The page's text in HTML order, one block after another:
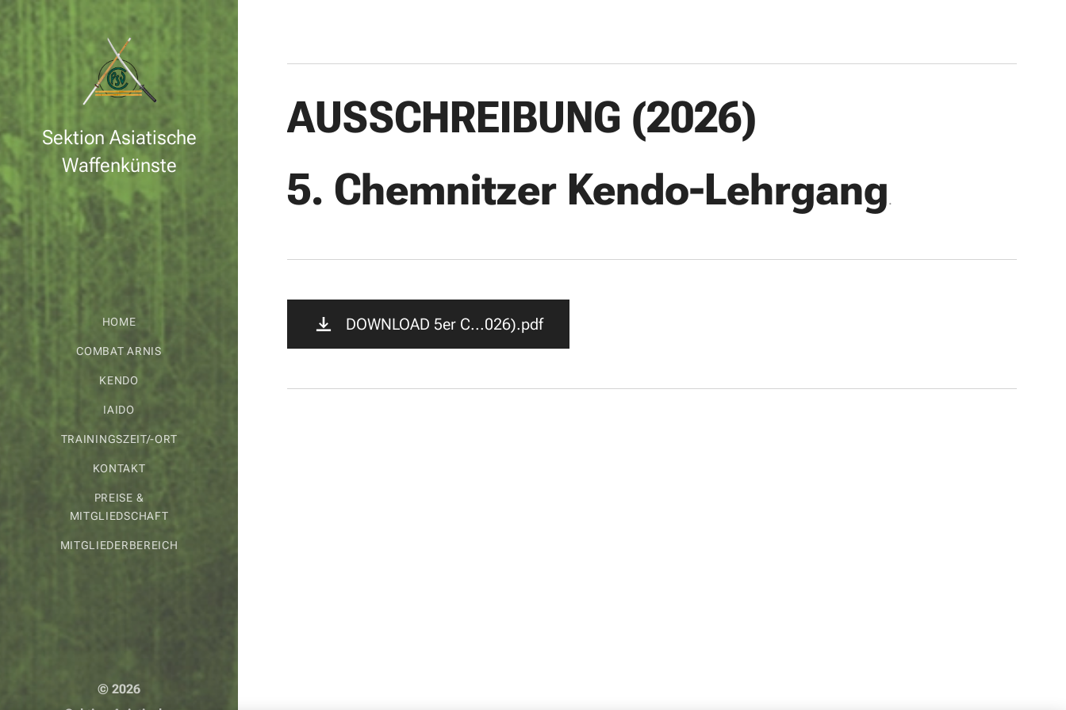
Sektion Asiatische
Waffenkünste
HOME
COMBAT ARNIS
KENDO
IAIDO
TRAININGSZEIT/-ORT
KONTAKT
PREISE &
MITGLIEDSCHAFT
MITGLIEDERBEREICH
AUSSCHREIBUNG (2026)
5. Chemnitzer Kendo-Lehrgang.
DOWNLOAD 5er C...026).pdf
© 2026